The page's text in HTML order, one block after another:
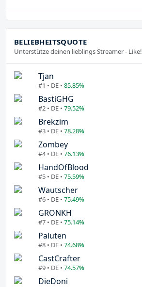
BELIEBHEITSQUOTE
Unterstütze deinen lieblings Streamer - Like!
Tjan
#1 • DE • 85.85%
BastiGHG
#2 • DE • 79.52%
Brekzim
#3 • DE • 78.28%
Zombey
#4 • DE • 76.13%
HandOfBlood
#5 • DE • 75.59%
Wautscher
#6 • DE • 75.49%
GRONKH
#7 • DE • 75.14%
Paluten
#8 • DE • 74.68%
CastCrafter
#9 • DE • 74.57%
DieDoni